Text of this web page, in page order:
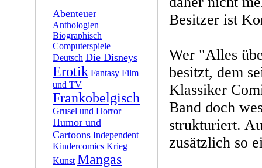
Abenteuer
Anthologien
Biographisch
Computerspiele
Deutsch Die Disneys
Erotik Fantasy Film
und TV
Frankobelgisch
Grusel und Horror
Humor und
Cartoons Independent
Kindercomics Krieg
Kunst Mangas
Besitzer ist
Wer "Alles
besitzt, dem
Klassiker
Band doch
strukturiert.
zusätzlich so